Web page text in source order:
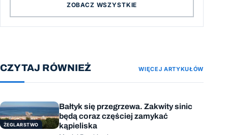
ZOBACZ WSZYSTKIE
CZYTAJ RÓWNIEŻ WIĘCEJ ARTYKUŁÓW
ŻEGLARSTWO
Bałtyk się przegrzewa. Zakwity sinic
będą coraz częściej zamykać
kąpieliska